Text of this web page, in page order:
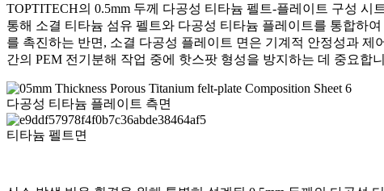
TOPTITECH의 0.5mm 두께 다공성 티타늄 펠트-플레이트 구성
통해 소결 티타늄 섬유 펠트와 다공성 티타늄 플레이트를 통합하
를 촉진하는 반면, 소결 다공성 플레이트 면은 기계적 안정성과
간의 PEM 전기분해 작업 중에 핫스팟 형성을 방지하는 데 중요합
다공성 티타늄 플레이트 측면
티타늄 펠트면